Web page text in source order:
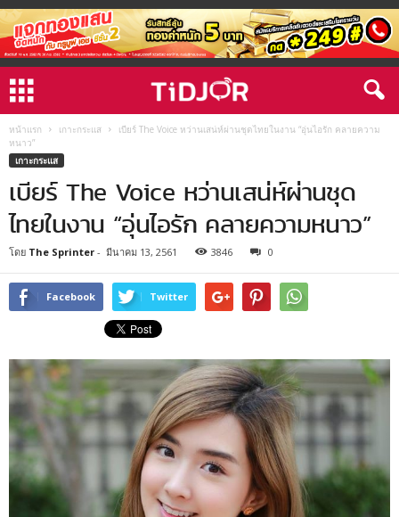
หน้าแรก เกาะกระแส
เบียร์ The Voice หว่านเสน่ห์ผ่านชุดไทยในงาน “อุ่นไอรัก คลายความ
หนาว”
เกาะกระแส
เบียร์ The Voice หว่านเสน่ห์ผ่านชุด
ไทยในงาน “อุ่นไอรัก คลายความหนาว”
โดย The Sprinter - มีนาคม 13, 2561 3846 0
Facebook Twitter